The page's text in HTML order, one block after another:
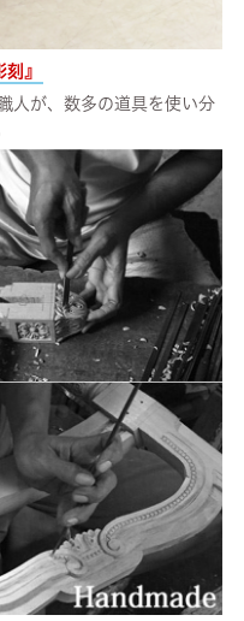
刻 』
人が、数多の道具を使い分